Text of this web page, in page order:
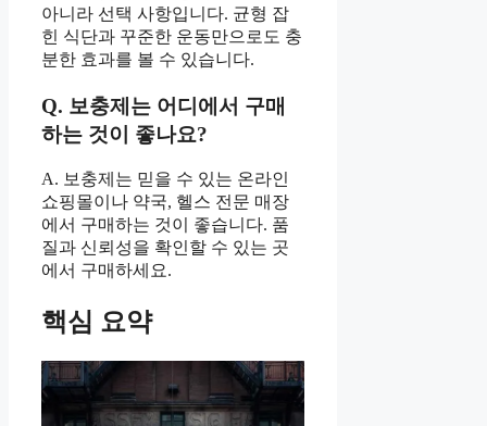
아니라 선택 사항입니다. 균형 잡
힌 식단과 꾸준한 운동만으로도 충
분한 효과를 볼 수 있습니다.
Q. 보충제는 어디에서 구매
하는 것이 좋나요?
A. 보충제는 믿을 수 있는 온라인
쇼핑몰이나 약국, 헬스 전문 매장
에서 구매하는 것이 좋습니다. 품
질과 신뢰성을 확인할 수 있는 곳
에서 구매하세요.
핵심 요약